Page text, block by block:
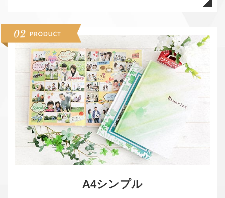
A4シンプル
06-6131-2205
営業時間 9:30~18:30 (土日祝休み)
LINEで相談する 無料お見積もり